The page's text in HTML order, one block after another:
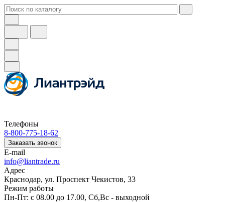
Телефоны
8-800-775-18-62
Заказать звонок
E-mail
info@liantrade.ru
Адрес
Краснодар, ул. Проспект Чекистов, 33
Режим работы
Пн-Пт: c 08.00 до 17.00, Cб,Вс - выходной